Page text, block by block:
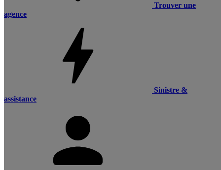
Trouver une
agence
Sinistre &
assistance